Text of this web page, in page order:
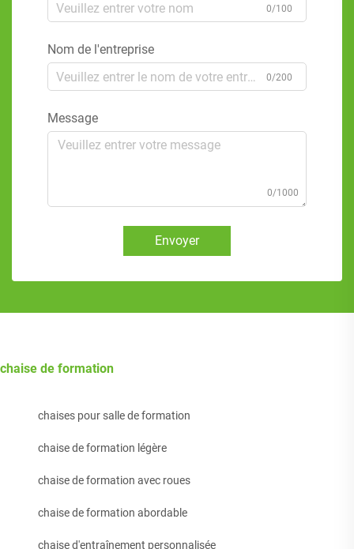
0/100
Nom de l'entreprise
0/200
Message
0/1000
Envoyer
chaise de formation
chaises pour salle de formation
chaise de formation légère
chaise de formation avec roues
chaise de formation abordable
chaise d'entraînement personnalisée